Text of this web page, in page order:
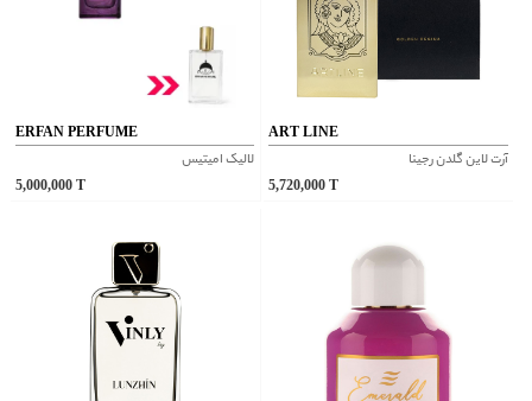
ERFAN PERFUME
لالیک امیتیس
5,000,000
ART LINE
آرت لاین گلدن رجینا
5,720,000